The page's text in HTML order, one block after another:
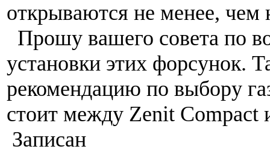
открываются не менее, чем
Прошу вашего совета по
установки этих форсунок.
рекомендацию по выбору
стоит между Zenit Compact
Записан